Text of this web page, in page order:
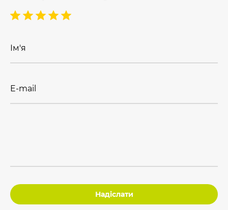
Ім'я
E-mail
Надіслати